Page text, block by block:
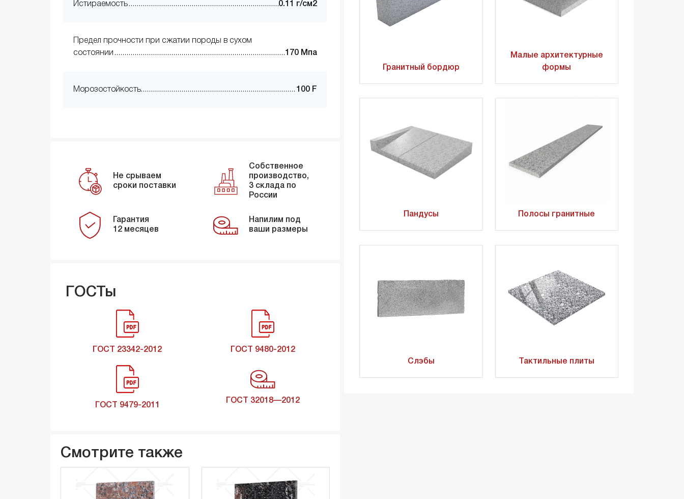
Гранитный бордюр
Малые архитектурные
формы
Пандусы Полосы гранитные
Слэбы Тактильные плиты
Истираемость 0.11 г/см2
Предел прочности при сжатии породы в сухом
состоянии
170 Мпа
Морозостойкость 100 F
Не срываем
сроки поставки
Собственное
производство,
3 склада по
России
Гарантия
12 месяцев
Напилим под
ваши размеры
ГОСТы
ГОСТ 23342-2012 ГОСТ 9480-2012
ГОСТ 9479-2011
ГОСТ 32018—2012
Смотрите также